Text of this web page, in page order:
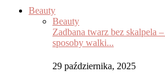
Beauty
Beauty
Zadbana twarz bez skalpela
sposoby walki...
29 października, 2025